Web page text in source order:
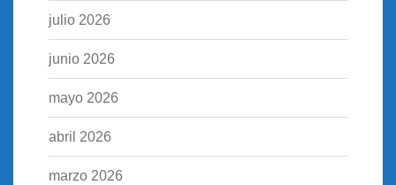
julio 2026
junio 2026
mayo 2026
abril 2026
marzo 2026